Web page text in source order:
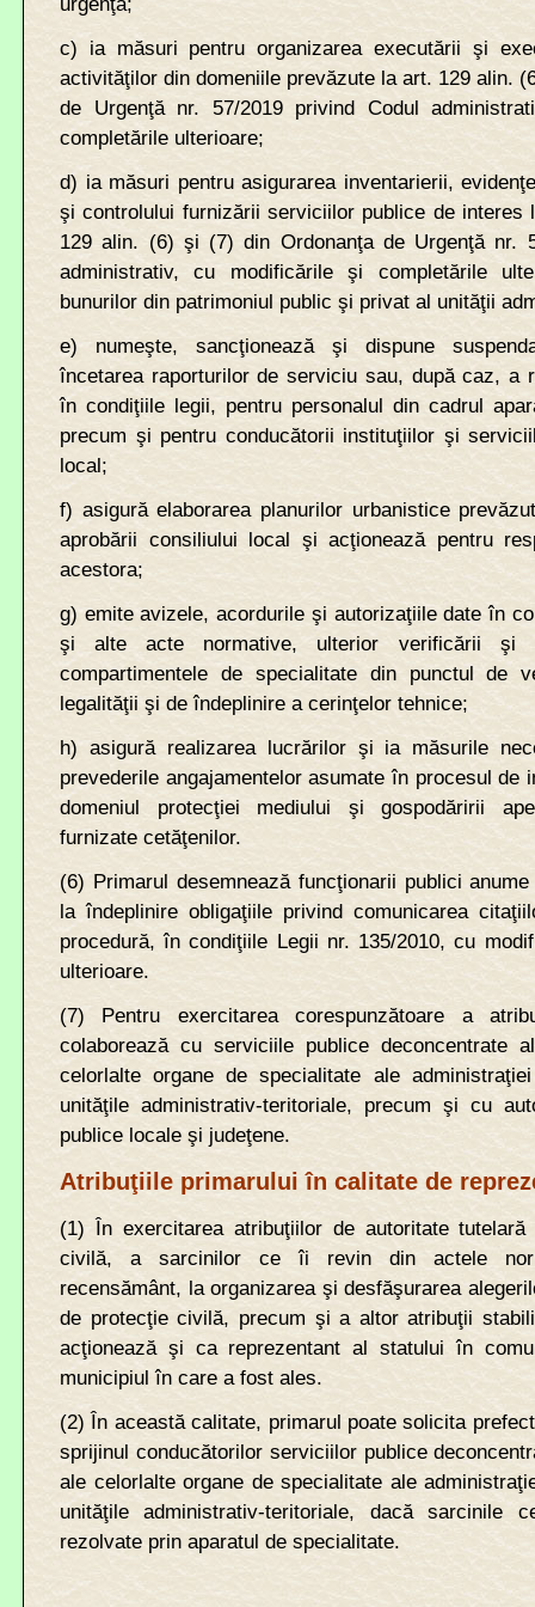
c) ia măsuri pentru organizarea executării şi
activităţilor din domeniile prevăzute la art. 129 alin.
de Urgenţă nr. 57/2019 privind Codul
completările ulterioare;
d) ia măsuri pentru asigurarea inventarierii,
şi controlului furnizării serviciilor publice de
129 alin. (6) şi (7) din Ordonanţa de Urgenţă nr.
administrativ, cu modificările şi completările
bunurilor din patrimoniul public şi privat al unităţii
e) numeşte, sancţionează şi dispune
încetarea raporturilor de serviciu sau, după caz, a
în condiţiile legii, pentru personalul din cadrul
precum şi pentru conducătorii instituţiilor şi
local;
f) asigură elaborarea planurilor urbanistice
aprobării consiliului local şi acţionează pentru
acestora;
g) emite avizele, acordurile şi autorizaţiile date în
şi alte acte normative, ulterior verificării şi
compartimentele de specialitate din punctul de
legalităţii şi de îndeplinire a cerinţelor tehnice;
h) asigură realizarea lucrărilor şi ia măsurile
prevederile angajamentelor asumate în procesul de
domeniul protecţiei mediului şi gospodăririi
furnizate cetăţenilor.
(6) Primarul desemnează funcţionarii publici
la îndeplinire obligaţiile privind comunicarea
procedură, în condiţiile Legii nr. 135/2010, cu
ulterioare.
(7) Pentru exercitarea corespunzătoare a
colaborează cu serviciile publice deconcentrate
celorlalte organe de specialitate ale
unităţile administrativ-teritoriale, precum şi cu
publice locale şi judeţene.
Atribuţiile primarului în calitate de
(1) În exercitarea atribuţiilor de autoritate
civilă, a sarcinilor ce îi revin din actele
recensământ, la organizarea şi desfăşurarea
de protecţie civilă, precum şi a altor atribuţii
acţionează şi ca reprezentant al statului în
municipiul în care a fost ales.
(2) În această calitate, primarul poate solicita
sprijinul conducătorilor serviciilor publice
ale celorlalte organe de specialitate ale
unităţile administrativ-teritoriale, dacă
rezolvate prin aparatul de specialitate.